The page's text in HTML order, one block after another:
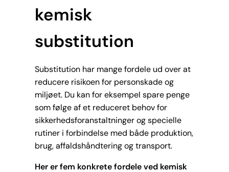
kemisk
substitution
Substitution har mange fordele ud over at
reducere risikoen for personskade og
miljøet. Du kan for eksempel spare penge
som følge af et reduceret behov for
sikkerhedsforanstaltninger og specielle
rutiner i forbindelse med både produktion,
brug, affaldshåndtering og transport.
Her er fem konkrete fordele ved kemisk